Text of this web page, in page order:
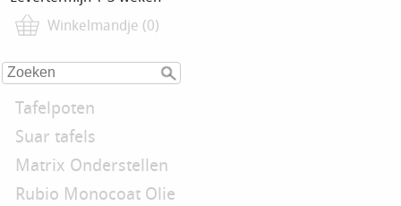
Winkelmandje (0)
Tafelpoten
Suar tafels
Matrix Onderstellen
Rubio Monocoat Olie